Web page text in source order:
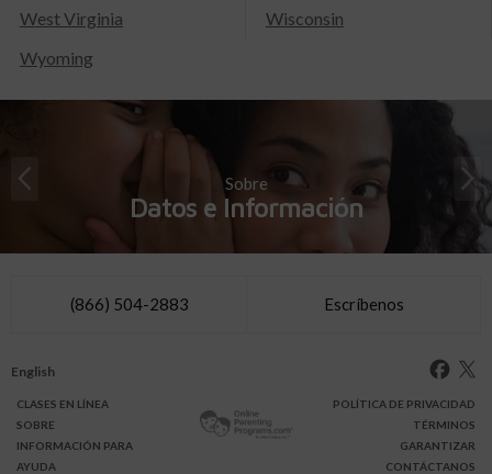
West Virginia
Wisconsin
Wyoming
Sobre
Datos e Información
(866) 504-2883 Escríbenos
English
CLASES EN LÍNEA
SOBRE
INFORMACIÓN PARA
AYUDA
POLÍTICA DE PRIVACIDAD
TÉRMINOS
GARANTIZAR
CONTÁCTANOS